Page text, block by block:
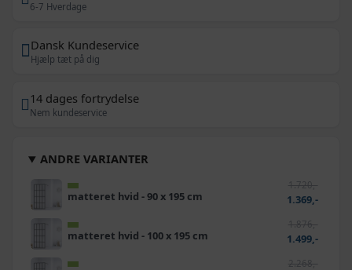
6-7 Hverdage
Dansk Kundeservice
Hjælp tæt på dig
14 dages fortrydelse
Nem kundeservice
ANDRE VARIANTER
matteret hvid - 90 x 195 cm
1.720,-
1.369,-
matteret hvid - 100 x 195 cm
1.876,-
1.499,-
2.268,-